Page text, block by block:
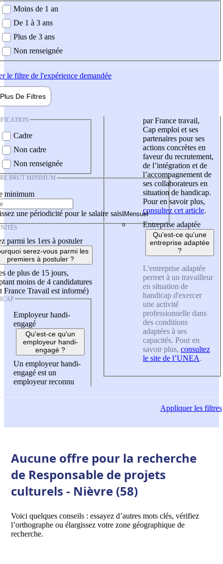
demandée
Moins de 1 an
De 1 à 3 ans
Plus de 3 ans
Non renseignée
le filtre de l'expérience demandée
Plus De Filtres
Cadre
Non cadre
Non renseignée
BRUT MINIMUM
minimum
une périodicité pour le salaire saisi
parmi les 1ers à postuler
serez-vous parmi les
premiers à postuler ?
de plus de 15 jours,
moins de 4 candidatures
France Travail est informé)
Employeur handi-
engagé
Qu'est-ce qu'un
employeur handi-
engagé ?
Un employeur handi-
engagé est un
employeur reconnu
par France travail,
Cap emploi et ses
partenaires pour ses
actions concrètes en
faveur du recrutement,
de l’intégration et de
l’accompagnement de
ses collaborateurs en
situation de handicap.
Pour en savoir plus,
consultez cet article.
Entreprise adaptée
Qu'est-ce qu'une
entreprise adaptée
?
L'entreprise adaptée
permet à un travailleur
en situation de
handicap d'exercer
une activité
professionnelle dans
des conditions
adaptées à ses
capacités. Pour en
savoir plus, consultez
le site de l’UNEA.
Appliquerles filtres
Aucune offre pour la recherche
de Responsable de projets
culturels - Nièvre (58)
Voici quelques conseils : essayez d’autres mots clés, vérifiez
l’orthographe ou élargissez votre zone géographique de
recherche.